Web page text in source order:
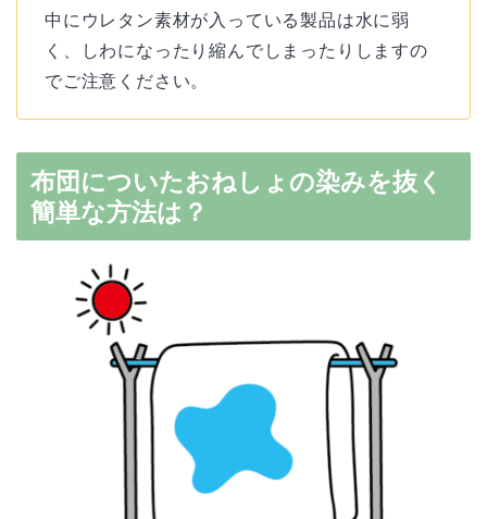
中にウレタン素材が入っている製品は水に弱
く、しわになったり縮んでしまったりしますの
でご注意ください。
布団についたおねしょの染みを抜く
簡単な方法は？